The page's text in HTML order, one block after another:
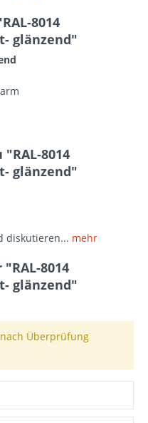
8014
glänzend"
8014
glänzend"
diskutieren... mehr
8014
glänzend"
Überprüfung